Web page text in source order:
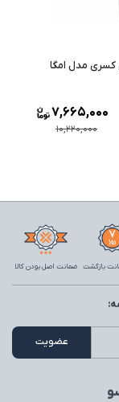
مدل امگا
10,220,000
7,665,000
ضمانت اصل بودن کالا